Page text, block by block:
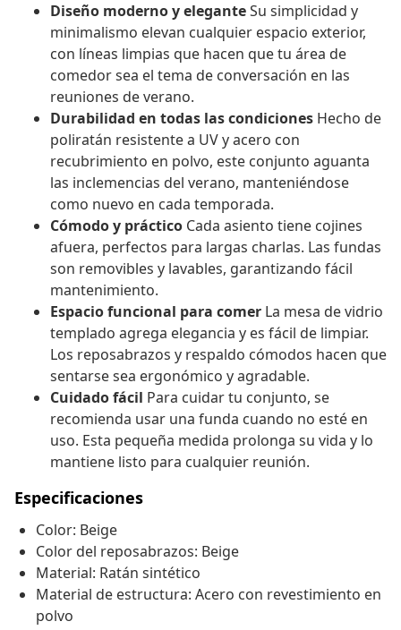
Diseño moderno y eleganteSu simplicidad y
minimalismo elevan cualquier espacio exterior,
con líneas limpias que hacen que tu área de
comedor sea el tema de conversación en las
reuniones de verano.
Durabilidad en todas las condiciones Hecho de
poliratán resistente a UV y acero con
recubrimiento en polvo, este conjunto aguanta
las inclemencias del verano, manteniéndose
como nuevo en cada temporada.
Cómodo y práctico Cada asiento tiene cojines
afuera, perfectos para largas charlas. Las fundas
son removibles y lavables, garantizando fácil
mantenimiento.
Espacio funcional para comer La mesa de vidrio
templado agrega elegancia y es fácil de limpiar.
Los reposabrazos y respaldo cómodos hacen que
sentarse sea ergonómico y agradable.
Cuidado fácil Para cuidar tu conjunto, se
recomienda usar una funda cuando no esté en
uso. Esta pequeña medida prolonga su vida y lo
mantiene listo para cualquier reunión.
Especificaciones
Color: Beige
Color del reposabrazos: Beige
Material: Ratán sintético
Material de estructura: Acero con revestimiento en
polvo